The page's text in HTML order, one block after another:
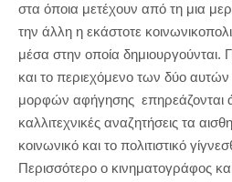
στα όποια μετέχουν από τη μια
την άλλη η εκάστοτε
μέσα στην οποία δημιουργούνται.
και το περιεχόμενο των δύο
μορφών αφήγησης επηρεάζονται
καλλιτεχνικές αναζητήσεις τα
κοινωνικό και το πολιτιστικό
Περισσότερο ο κινηματογράφος